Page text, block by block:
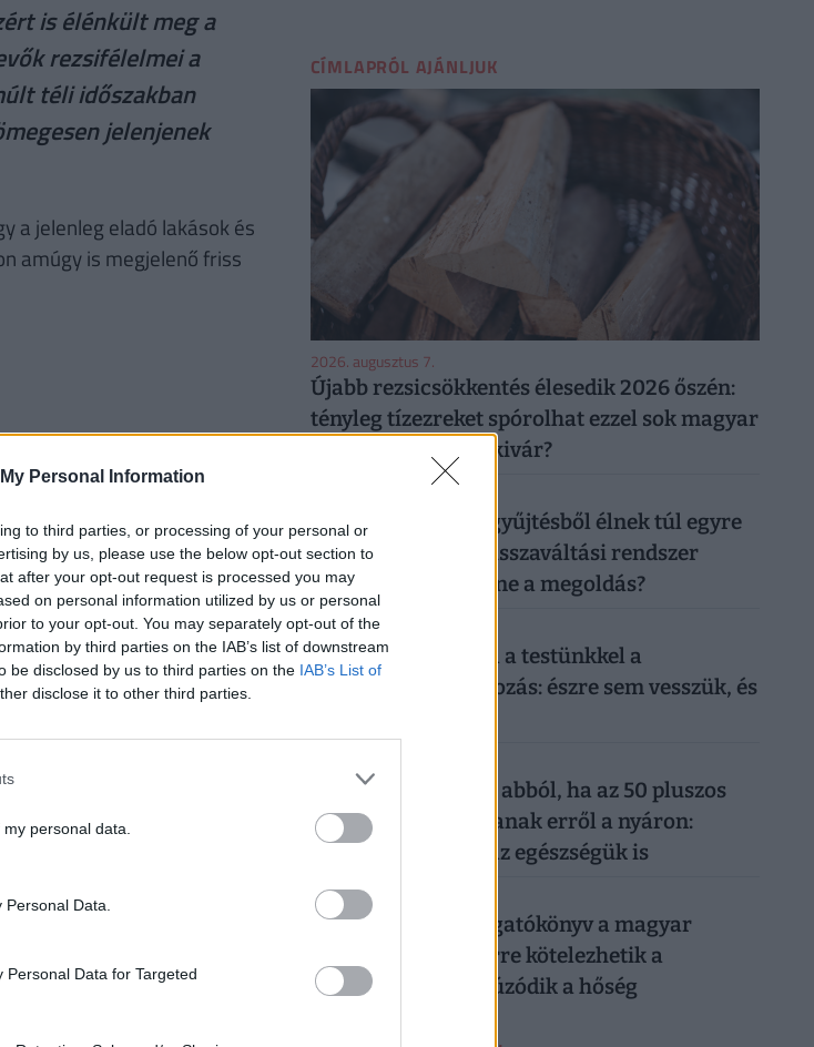
Personal Information
to third parties, or processing of your personal or
by us, please use the below opt-out section to
after your opt-out request is processed you may
on personal information utilized by us or personal
to your opt-out. You may separately opt-out of the
by third parties on the IAB’s list of downstream
be disclosed by us to third parties on the IAB’s List of
disclose it to other third parties.
personal data.
Data.
Data for Targeted
is élénkült meg a
rezsifélelmei a
téli időszakban
jelenjenek
a jelenleg eladó lakások és
amúgy is megjelenő friss
CÍMLAPRÓL AJÁNLJUK
2026. augusztus 7.
Újabb rezsicsökkentés élesedik 2026 őszén:
tényleg tízezreket spórolhat ezzel sok magyar
háztulaj, aki most kivár?
50 forintos palackgyűjtésből élnek túl egyre
többen: tényleg a visszaváltási rendszer
megszüntetése lenne a megoldás?
2026. augusztus 6.
Sokkoló, mit művel a testünkkel a
mindennapi mobilozás: észre sem vesszük, és
Komoly baj is lehet abból, ha az 50 pluszos
magyarok lemondanak erről a nyáron:
könnyen rámehet az egészségük is
2026. augusztus 6.
Készül a válságforgatókönyv a magyar
munkahelyeken: erre kötelezhetik a
dolgozókat, ha elhúzódik a hőség